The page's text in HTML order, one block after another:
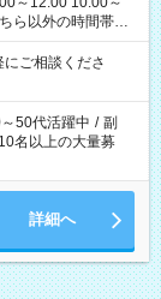
ご相談くださ
50代活躍中 / 副
10名以上の大量募
詳細へ